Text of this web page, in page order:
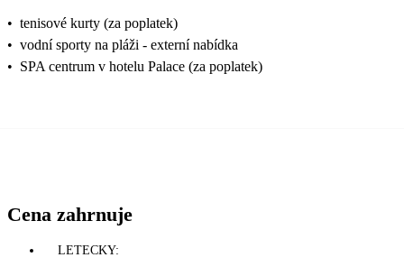
• tenisové kurty (za poplatek)
• vodní sporty na pláži - externí nabídka
• SPA centrum v hotelu Palace (za poplatek)
Cena zahrnuje
LETECKY: